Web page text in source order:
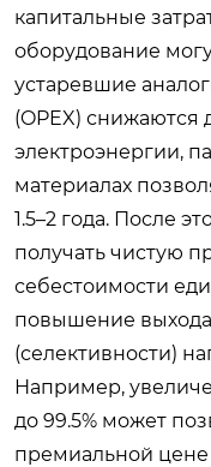
капитальные
оборудование
устаревшие
(OPEX) снижаются
электроэнергии,
материалах
1.5–2 года. После
получать чистую
себестоимости
повышение выхода
(селективности)
Например,
до 99.5% может
премиальной цене